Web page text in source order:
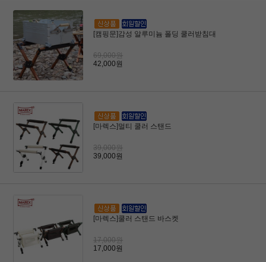
[캠핑문]감성 알루미늄 폴딩 쿨러받침대
69,000원
42,000원
[마렉스]멀티 쿨러 스탠드
39,000원
39,000원
[마렉스]쿨러 스탠드 바스켓
17,000원
17,000원